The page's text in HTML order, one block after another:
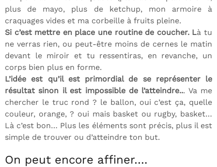
plus de mayo, plus de ketchup, mon armoire à
craquages vides et ma corbeille à fruits pleine.
Si c’est mettre en place une routine de coucher. Là tu
ne verras rien, ou peut-être moins de cernes le matin
devant le miroir et tu ressentiras, en revanche, un
corps bien plus en forme.
L’idée est qu’il est primordial de se représenter le
résultat sinon il est impossible de l’atteindre... Va me
chercher le truc rond ? le ballon, oui c’est ça, quelle
couleur, orange, ? oui mais basket ou rugby, basket…
Là c’est bon… Plus les éléments sont précis, plus il est
simple de trouver ou d’atteindre ton but.
On peut encore affiner….